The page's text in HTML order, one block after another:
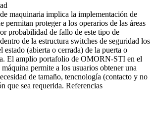
maquinaria implica la implementación de
permitan proteger a los operarios de las áreas
probabilidad de fallo de este tipo de
de la estructura switches de seguridad los
estado (abierta o cerrada) de la puerta o
El amplio portafolio de OMORN-STI en el
permite a los usuarios obtener una
de tamaño, tencnología (contacto y no
que sea requerida. Referencias